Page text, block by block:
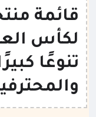
قائمة
تنوعًا